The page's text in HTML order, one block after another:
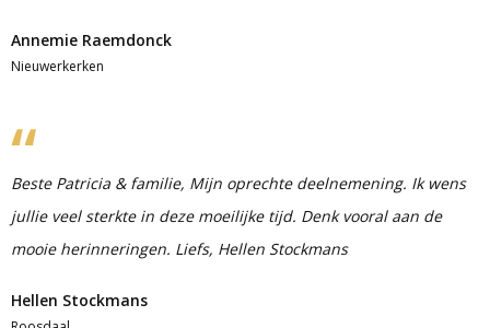
Annemie Raemdonck
Nieuwerkerken
Beste Patricia & familie, Mijn oprechte deelnemening. Ik wens
jullie veel sterkte in deze moeilijke tijd. Denk vooral aan de
mooie herinneringen. Liefs, Hellen Stockmans
Hellen Stockmans